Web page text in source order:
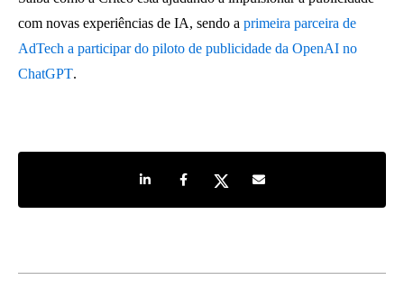
com novas experiências de IA, sendo a primeira parceira de
AdTech a participar do piloto de publicidade da OpenAI no
ChatGPT.
Share on LinkedIn
Share on Facebook
Share on TwitterShare by e-mail